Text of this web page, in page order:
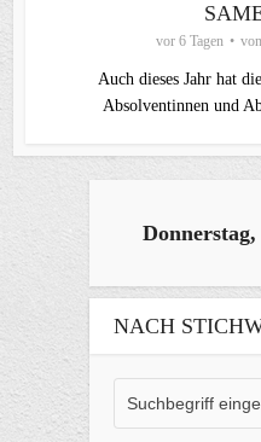
vor 6 Tagen von
Auch dieses Jahr hat
Absolventinnen und
NACH